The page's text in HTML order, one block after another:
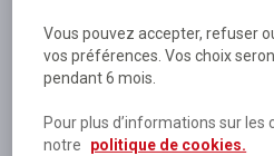
Plus de 180 personnes
à votre écoute
Plus de 80 000
disponibles
Expédition le jour même
Vous pouvez accepter, refuser
vos préférences. Vos choix
pendant 6 mois.
Pour plus d’informations sur les
notre
politique de cookies.